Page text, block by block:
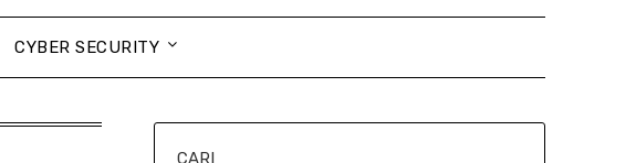
CYBER SECURITY
CARI